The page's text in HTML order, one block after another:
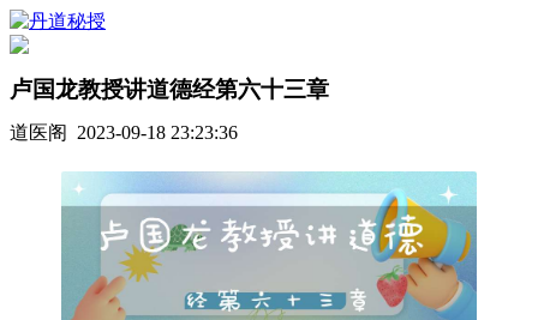
卢国龙教授讲道德经第六十三章
道医阁 2023-09-18 23:23:36